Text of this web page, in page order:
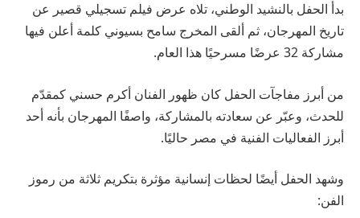
بدأ الحفل بالنشيد الوطني، تلاه عرض فيلم تسجيلي قصير عن
تاريخ المهرجان، ثم ألقى المخرج سامح بسيوني كلمة أعلن فيها
مشاركة 32 عرضًا مسرحيًا هذا العام.
من أبرز مفاجآت الحفل كان ظهور الفنان أكرم حسني كمقدّم
للحدث، وعبّر عن سعادته بالمشاركة، واصفًا المهرجان بأنه أحد
أبرز الفعاليات الفنية في مصر حاليًا.
وشهد الحفل أيضًا لحظات إنسانية مؤثرة بتكريم ثلاثة من رموز
الفن: